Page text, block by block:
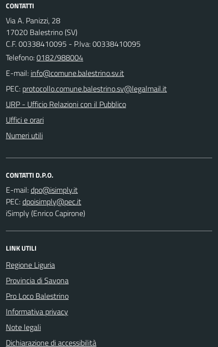
CONTATTI
Via A. Panizzi, 28
17020 Balestrino (SV)
C.F. 00338410095 - P.Iva: 00338410095
Telefono:0182/988004
E-mail:
PEC:
URP - Ufficio Relazioni con il Pubblico
Uffici e orari
Numeri utili
CONTATTI D.P.O.
E-mail:
PEC:
iSimply (Enrico Capirone)
LINK UTILI
Regione Liguria
Provincia di Savona
Pro Loco Balestrino
Informativa privacy
Note legali
Dichiarazione di accessibilità